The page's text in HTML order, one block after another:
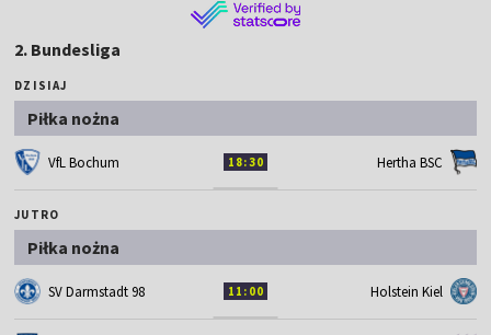
2. Bundesliga
DZISIAJ
Piłka nożna
VfL Bochum 18:30 Hertha BSC
JUTRO
Piłka nożna
SV Darmstadt 98 11:00 Holstein Kiel